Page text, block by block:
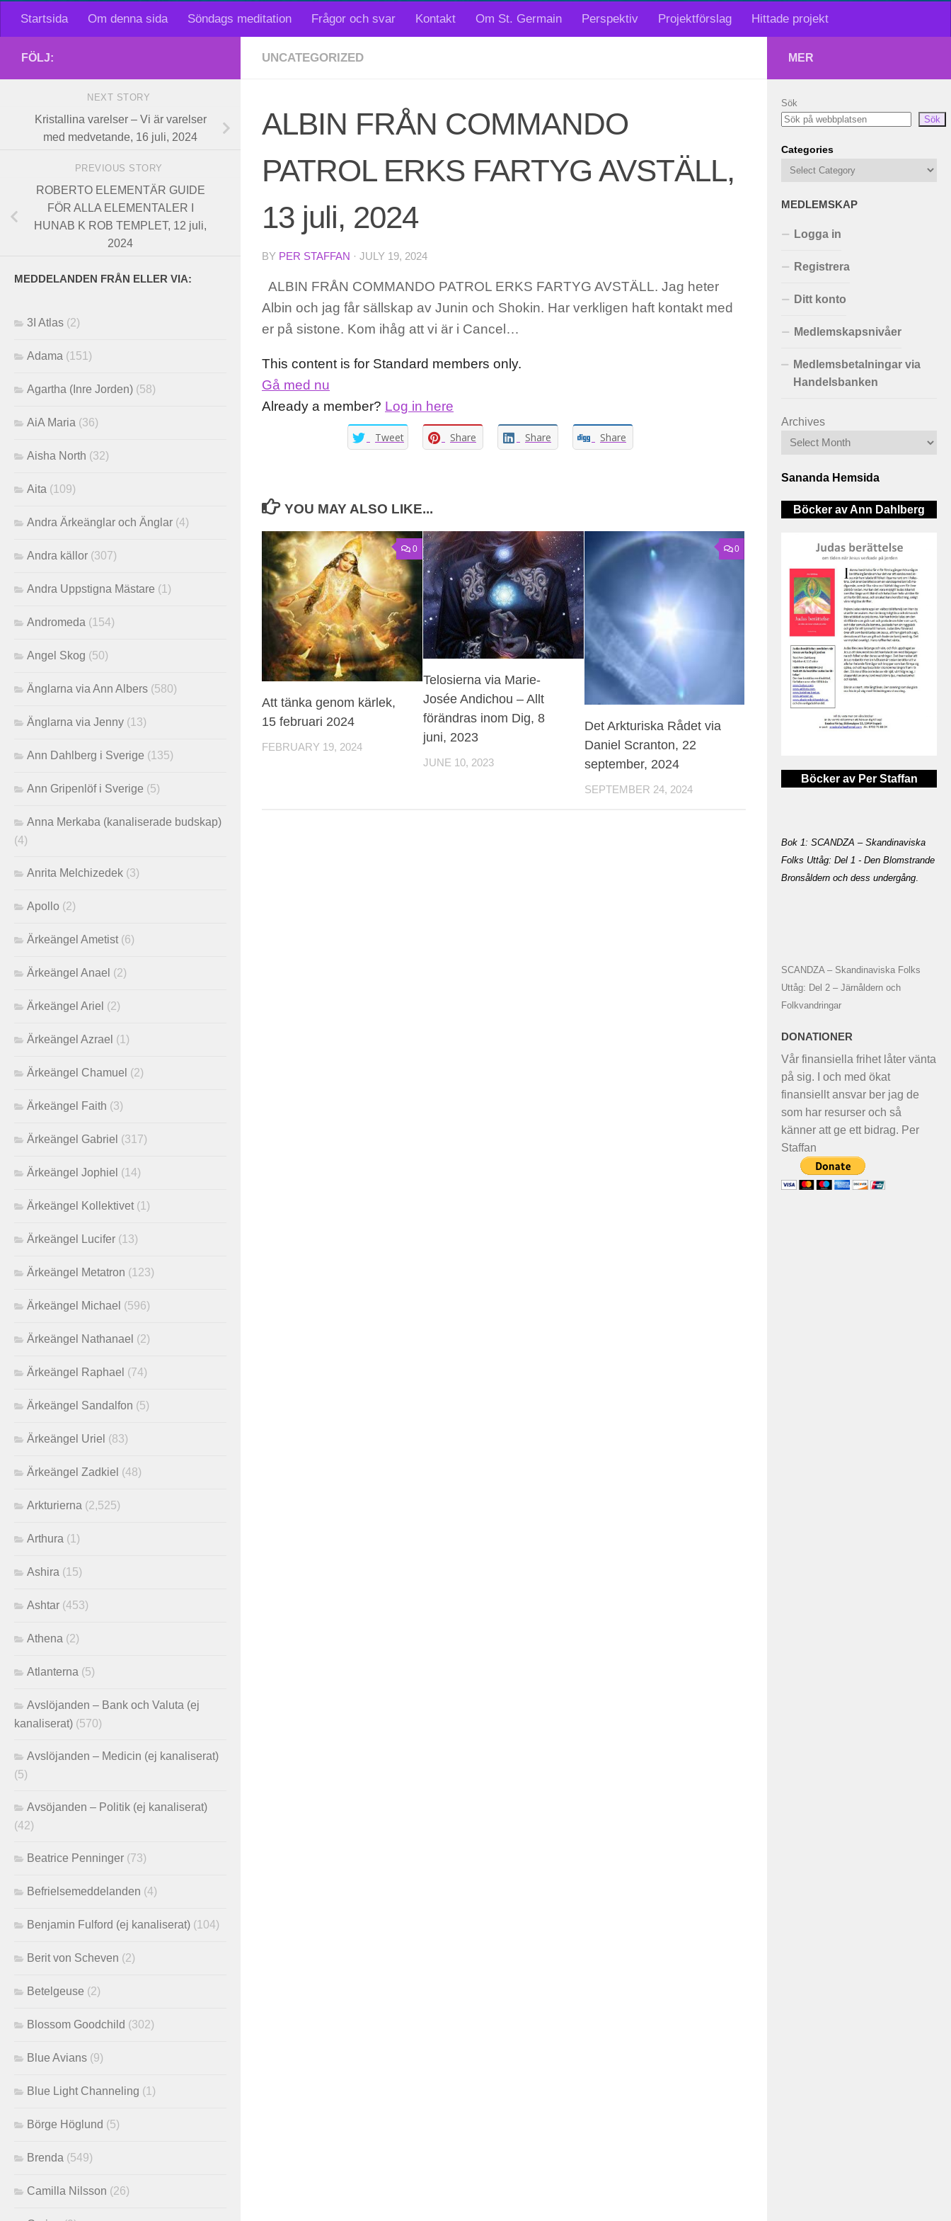
Startsida Om denna sida Söndags meditation Frågor och svar Kontakt Om St. Germain Perspektiv Projektförslag Hittade projekt
UNCATEGORIZED
ALBIN FRÅN COMMANDO
PATROL ERKS FARTYG AVSTÄLL,
13 juli, 2024
BY PER STAFFAN · JULY 19, 2024
ALBIN FRÅN COMMANDO PATROL ERKS FARTYG AVSTÄLL. Jag heter
Albin och jag får sällskap av Junin och Shokin. Har verkligen haft kontakt med
er på sistone. Kom ihåg att vi är i Cancel…
This content is for Standard members only.
Gå med nu
Already a member? Log in here
Tweet Share Share Share
YOU MAY ALSO LIKE...
0
Att tänka genom kärlek,
15 februari 2024
FEBRUARY 19, 2024
Telosierna via Marie-
Josée Andichou – Allt
förändras inom Dig, 8
juni, 2023
JUNE 10, 2023
0
Det Arkturiska Rådet via
Daniel Scranton, 22
september, 2024
SEPTEMBER 24, 2024
FÖLJ:
NEXT STORY
Kristallina varelser – Vi är varelser
med medvetande, 16 juli, 2024
PREVIOUS STORY
ROBERTO ELEMENTÄR GUIDE
FÖR ALLA ELEMENTALER I
HUNAB K ROB TEMPLET, 12 juli,
2024
MEDDELANDEN FRÅN ELLER VIA:
3I Atlas (2)
Adama (151)
Agartha (Inre Jorden) (58)
AiA Maria (36)
Aisha North (32)
Aita (109)
Andra Ärkeänglar och Änglar (4)
Andra källor (307)
Andra Uppstigna Mästare (1)
Andromeda (154)
Angel Skog (50)
Änglarna via Ann Albers (580)
Änglarna via Jenny (13)
Ann Dahlberg i Sverige (135)
Ann Gripenlöf i Sverige (5)
Anna Merkaba (kanaliserade budskap)
(4)
Anrita Melchizedek (3)
Apollo (2)
Ärkeängel Ametist (6)
Ärkeängel Anael (2)
Ärkeängel Ariel (2)
Ärkeängel Azrael (1)
Ärkeängel Chamuel (2)
Ärkeängel Faith (3)
Ärkeängel Gabriel (317)
Ärkeängel Jophiel (14)
Ärkeängel Kollektivet (1)
Ärkeängel Lucifer (13)
Ärkeängel Metatron (123)
Ärkeängel Michael (596)
Ärkeängel Nathanael (2)
Ärkeängel Raphael (74)
Ärkeängel Sandalfon (5)
Ärkeängel Uriel (83)
Ärkeängel Zadkiel (48)
Arkturierna (2,525)
Arthura (1)
Ashira (15)
Ashtar (453)
Athena (2)
Atlanterna (5)
Avslöjanden – Bank och Valuta (ej
kanaliserat) (570)
Avslöjanden – Medicin (ej kanaliserat)
(5)
Avsöjanden – Politik (ej kanaliserat)
(42)
Beatrice Penninger (73)
Befrielsemeddelanden (4)
Benjamin Fulford (ej kanaliserat) (104)
Berit von Scheven (2)
Betelgeuse (2)
Blossom Goodchild (302)
Blue Avians (9)
Blue Light Channeling (1)
Börge Höglund (5)
Brenda (549)
Camilla Nilsson (26)
MER
Sök
Sök
Categories
MEDLEMSKAP
Logga in
Registrera
Ditt konto
Medlemskapsnivåer
Medlemsbetalningar via
Handelsbanken
Archives
Sananda Hemsida
Böcker av Ann Dahlberg
Böcker av Per Staffan
Bok 1: SCANDZA – Skandinaviska
Folks Uttåg: Del 1 - Den Blomstrande
Bronsåldern och dess undergång
SCANDZA – Skandinaviska Folks
Uttåg: Del 2 – Järnåldern och
Folkvandringar
DONATIONER
Vår finansiella frihet låter vänta
på sig. I och med ökat
finansiellt ansvar ber jag de
som har resurser och så
känner att ge ett bidrag. Per
Staffan